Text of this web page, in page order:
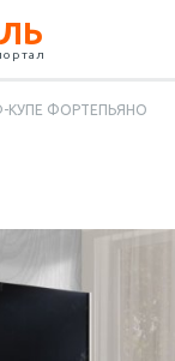
КУПЕ ФОРТЕПЬЯНО